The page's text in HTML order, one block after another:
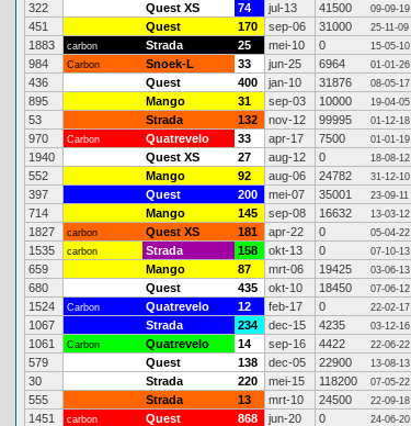
322 Quest XS 74 jul-13 41500 09-09-19
451
Quest 170 sep-06 31000 25-11-09
1883
carbon Strada 25 mei-10 0 15-05-10
984
Carbon Snoek-L 33 jun-25 6964 01-01-26
436
Quest 400 jan-10 31876 08-05-17
895
Mango 31 sep-03 10000 19-04-05
53
Strada 132 nov-12 99995 01-12-18
970
Carbon Quatrevelo 33 apr-17 7500 01-01-19
1940
Quest XS 27 aug-12 0 18-08-12
552
Mango 92 aug-06 24782 31-12-10
397
Quest 200 mei-07 35001 23-09-11
714
Mango 145 sep-08 16632 13-03-12
1827
carbon Quest XS 181 apr-22 0 05-04-22
1535
carbon Strada 158 okt-13 0 07-10-13
659
Mango 87 mrt-06 19425 03-06-13
680
Quest 435 okt-10 18450 07-06-12
1524
Carbon Quatrevelo 12 feb-17 0 22-02-17
1067
Strada 234 dec-15 4235 03-12-16
1061
Carbon Quatrevelo 14 sep-16 4422 22-06-22
579
Quest 138 dec-05 22900 13-08-13
30
Strada 220 mei-15 118200 07-05-22
555
Strada 13 mrt-10 24500 22-09-18
1451
carbon Quest 868 jun-20 0 24-06-20